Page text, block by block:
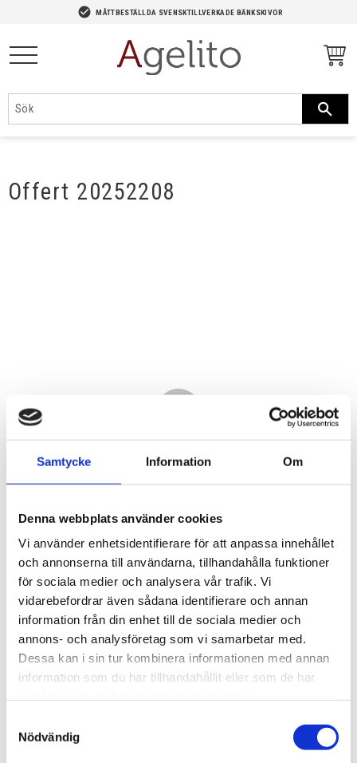
Samtycke Information Om
Denna webbplats använder cookies
Vi använder enhetsidentifierare för att anpassa innehållet
och annonserna till användarna, tillhandahålla funktioner
för sociala medier och analysera vår trafik. Vi
vidarebefordrar även sådana identifierare och annan
information från din enhet till de sociala medier och
annons- och analysföretag som vi samarbetar med.
Dessa kan i sin tur kombinera informationen med annan
information som du har tillhandahållit eller som de har
Nödvändig
check_circle MÅTTBESTÄLLDA SVENSKTILLVERKADE BÄNKSKIVOR
Offert 20252208
4 140,00KR
Antal